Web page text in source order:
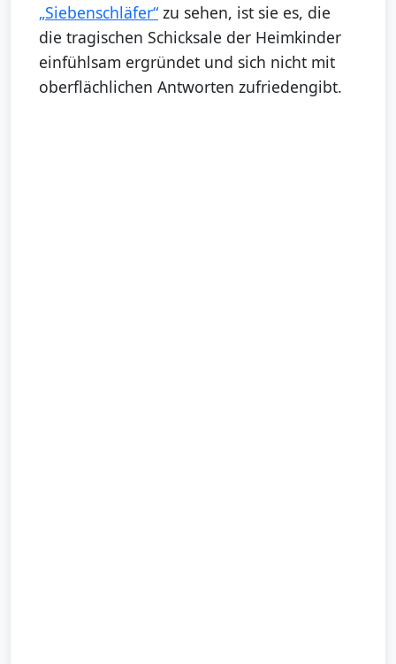
„Siebenschläfer“ zu sehen, ist sie es, die
die tragischen Schicksale der Heimkinder
einfühlsam ergründet und sich nicht mit
oberflächlichen Antworten zufriedengibt.